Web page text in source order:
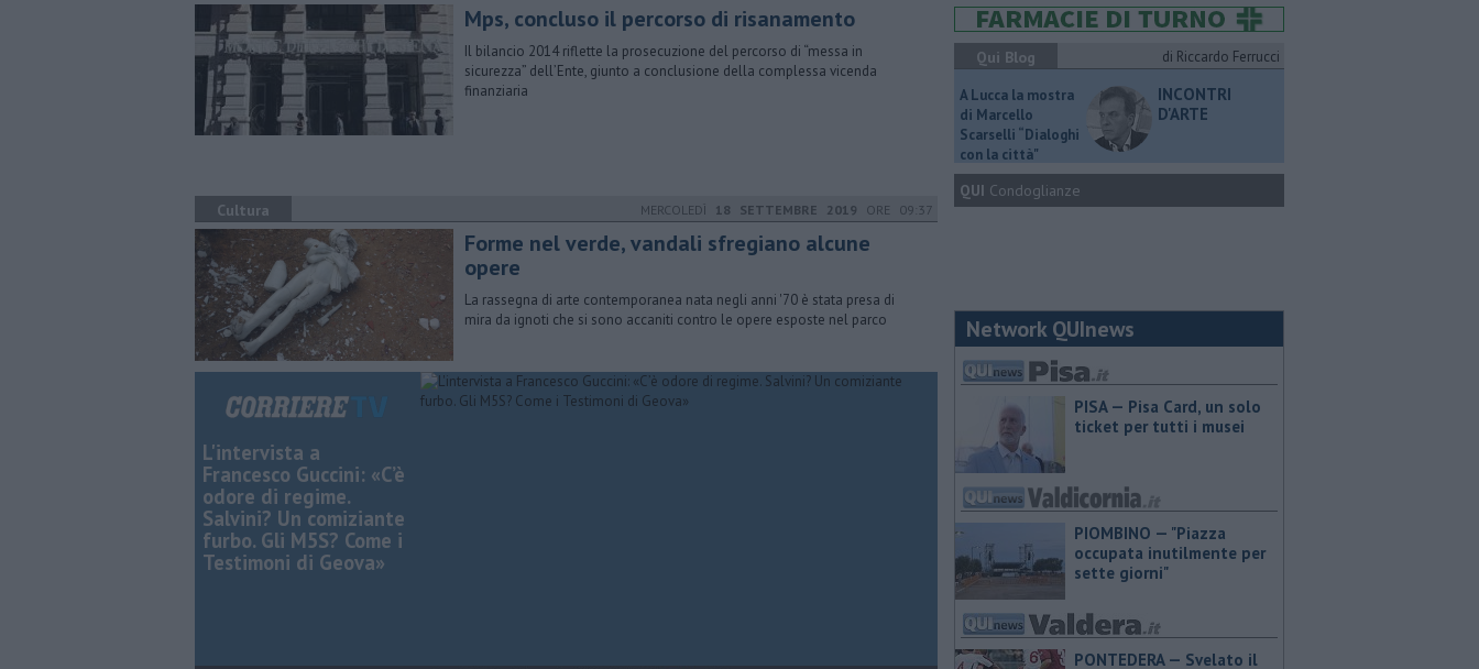
Mps, concluso il percorso di risanamento
Il bilancio 2014 riflette la prosecuzione del percorso di “messa in
sicurezza” dell’Ente, giunto a conclusione della complessa vicenda
finanziaria
Cultura MERCOLEDÌ 18 SETTEMBRE 2019 ORE 09:37
Forme nel verde, vandali sfregiano alcune
opere
La rassegna di arte contemporanea nata negli anni '70 è stata presa di
mira da ignoti che si sono accaniti contro le opere esposte nel parco
L'intervista a
Francesco Guccini: «C’è
odore di regime.
Salvini? Un comiziante
furbo. Gli M5S? Come i
Testimoni di Geova»
Qui Blog di Riccardo Ferrucci
A Lucca la mostra
di Marcello
Scarselli “Dialoghi
con la città"
INCONTRI
D'ARTE
QUI Condoglianze
Network QUInews
PISA — Pisa Card, un solo
ticket per tutti i musei
PIOMBINO — "Piazza
occupata inutilmente per
sette giorni"
PONTEDERA — Svelato il